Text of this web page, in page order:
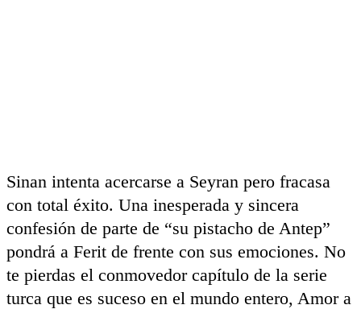
Sinan intenta acercarse a Seyran pero fracasa
con total éxito. Una inesperada y sincera
confesión de parte de “su pistacho de Antep”
pondrá a Ferit de frente con sus emociones. No
te pierdas el conmovedor capítulo de la serie
turca que es suceso en el mundo entero, Amor a